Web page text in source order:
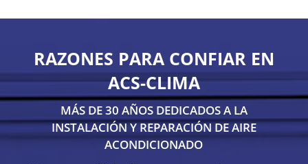
RAZONES PARA CONFIAR EN
ACS-CLIMA
MÁS DE 30 AÑOS DEDICADOS A LA
INSTALACIÓN Y REPARACIÓN DE AIRE
ACONDICIONADO